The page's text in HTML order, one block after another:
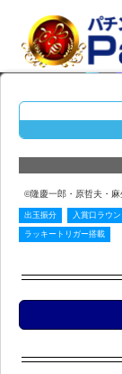
©隆慶一郎・原哲夫・
出玉振分 入賞口ラウ
ラッキートリガー搭載